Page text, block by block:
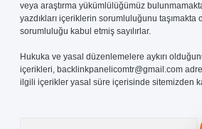
veya araştırma yükümlülüğümüz
yazdıkları içeriklerin sorumluluğunu taşımakta
sorumluluğu kabul etmiş sayılırlar.
Hukuka ve yasal düzenlemelere aykırı
içerikleri, backlinkpanelicomtr@gmail.com
ilgili içerikler yasal süre içerisinde sitemizden